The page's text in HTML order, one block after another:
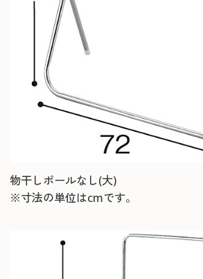
物干しポールなし(大)
※寸法の単位はcmです。